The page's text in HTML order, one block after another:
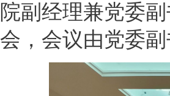
副经理兼党委
，会议由党委